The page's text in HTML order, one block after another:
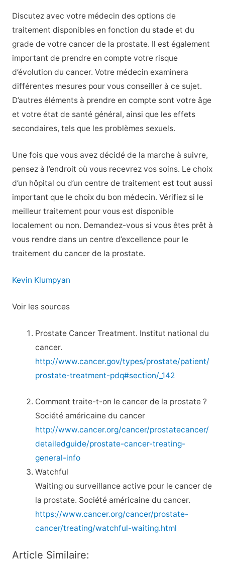
Discutez avec votre médecin des options de
traitement disponibles en fonction du stade et du
grade de votre cancer de la prostate. Il est également
important de prendre en compte votre risque
d’évolution du cancer. Votre médecin examinera
différentes mesures pour vous conseiller à ce sujet.
D’autres éléments à prendre en compte sont votre âge
et votre état de santé général, ainsi que les effets
secondaires, tels que les problèmes sexuels.
Une fois que vous avez décidé de la marche à suivre,
pensez à l’endroit où vous recevrez vos soins. Le choix
d’un hôpital ou d’un centre de traitement est tout aussi
important que le choix du bon médecin. Vérifiez si le
meilleur traitement pour vous est disponible
localement ou non. Demandez-vous si vous êtes prêt à
vous rendre dans un centre d’excellence pour le
traitement du cancer de la prostate.
Kevin Klumpyan
Voir les sources
Prostate Cancer Treatment. Institut national du
cancer.
http://www.cancer.gov/types/prostate/patient/
prostate-treatment-pdq#section/_142
Comment traite-t-on le cancer de la prostate ?
Société américaine du cancer
http://www.cancer.org/cancer/prostatecancer/
detailedguide/prostate-cancer-treating-
general-info
Watchful
Waiting ou surveillance active pour le cancer de
la prostate. Société américaine du cancer.
https://www.cancer.org/cancer/prostate-
cancer/treating/watchful-waiting.html
Article Similaire: